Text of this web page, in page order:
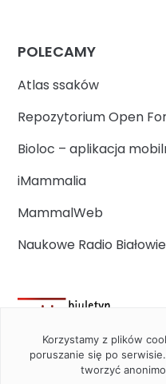
POLECAMY
Atlas ssaków
Repozytorium Open
Bioloc – aplikacja
iMammalia
MammalWeb
Naukowe Radio
Korzystamy z plików
poruszanie się po
tworzyć